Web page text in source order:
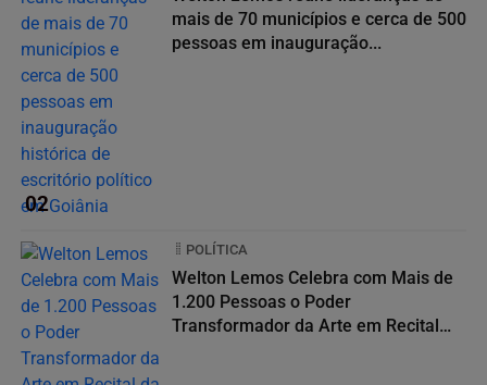
02
mais de 70 municípios e cerca de 500
pessoas em inauguração...
POLÍTICA
Welton Lemos Celebra com Mais de
1.200 Pessoas o Poder
Transformador da Arte em Recital